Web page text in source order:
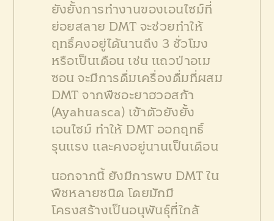
ยังยั้งการทำงานของเอนไซม์ที่
ย่อยสลาย DMT จะช่วยทำให้
ฤทธิ์คงอยู่ได้นานถึง 3 ชั่วโมง
หรือเป็นเดือน เช่น แถวป่าอเม
ซอน จะมีการดื่มเครื่องดื่มที่ผสม
DMT จากพืชอะยาฮวอสก้า
(Ayahuasca) เข้าตัวยังยั้ง
เอนไซม์ ทำให้ DMT ออกฤทธิ์
รุนแรง และคงอยู่นานเป็นเดือน
นอกจากนี้ ยังมีการพบ DMT ใน
พืชหลายชนิด โดยมักมี
โครงสร้างเป็นอนุพันธุ์ที่ใกล้